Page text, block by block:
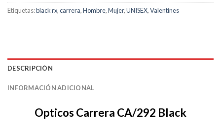
Etiquetas:black rx,carrera,Hombre,Mujer,UNISEX,Valentines
DESCRIPCIÓN
INFORMACIÓN ADICIONAL
Opticos Carrera CA/292 Black